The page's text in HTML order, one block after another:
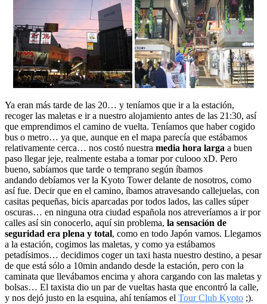
Ya eran más tarde de las 20… y teníamos que ir a la estación,
recoger las maletas e ir a nuestro alojamiento antes de las 21:30, así
que emprendimos el camino de vuelta. Teníamos que haber cogido
bus o metro… ya que, aunque en el mapa parecía que estábamos
relativamente cerca… nos costó nuestra media hora larga a buen
paso llegar jeje, realmente estaba a tomar por culooo xD. Pero
bueno, sabíamos que tarde o temprano según íbamos
andando debíamos ver la Kyoto Tower delante de nosotros, como
así fue. Decir que en el camino, íbamos atravesando callejuelas, con
casitas pequeñas, bicis aparcadas por todos lados, las calles súper
oscuras… en ninguna otra ciudad española nos atreveríamos a ir por
calles así sin conocerlo, aquí sin problema, la sensación de
seguridad era plena y total, como en todo Japón vamos. Llegamos
a la estación, cogimos las maletas, y como ya estábamos
petadísimos… decidimos coger un taxi hasta nuestro destino, a pesar
de que está sólo a 10min andando desde la estación, pero con la
caminata que llevábamos encima y ahora cargando con las maletas y
bolsas… El taxista dio un par de vueltas hasta que encontró la calle,
y nos dejó justo en la esquina, ahí teníamos el Tour Club Kyoto ;).